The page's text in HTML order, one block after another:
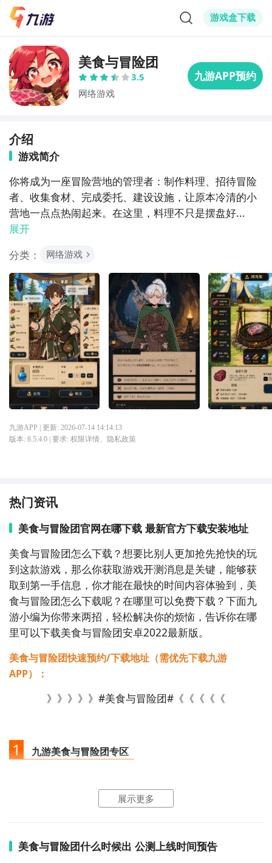
游戏盒下载
美食与冒险团
3.5
网络游戏
介绍
游戏简介
你将成为一座冒险营地的管理者：制作料理、招待冒险
者、收集食材、完成委托、建设设施，让原本冷清的小
营地一点点热闹起来。在这里，料理不只是摆盘好...
展开
分类：
网络游戏
九游APP | 更新: 2026-07-14 14:14:13
版本: 8.5.4.0| 要求: 权限详情、 隐私政策
热门资讯
美食与冒险团官网在哪下载 最新官方下载安装地址
美食与冒险团怎么下载？想要比别人更加抢先抢快的玩
到这款游戏，那么你获取游戏开测消息是关键，能够获
取到第一手信息，你才能在最快的时间内容体验到，美
食与冒险团怎么下载呢？在哪里可以免费下载？下面九
游小编为你带来两招，轻松解决你的烦恼，告诉你在哪
里可以下载美食与冒险团安卓2022最新版。
美食与冒险团快速预约/下载地址（需优先下载九游
APP）：
》》》》》#美食与冒险团#《《《《《
1 九游美食与冒险团专区
，搜索美食与冒险团，进入之后你会
看到一个下载按钮，分别是【高速下载】
决下载耗时长的问题。 如图所示：
展示更多
美食与冒险团什么时候出 公测上线时间预告